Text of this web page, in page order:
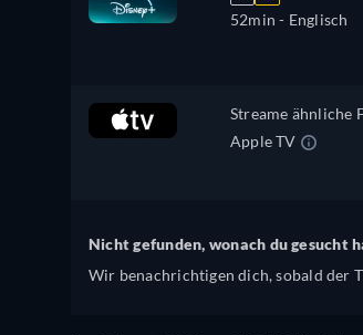
52min - Englisch
Streame ähnliche
Apple TV
Nicht gefunden, wonach du gesucht
Wir benachrichtigen dich, sobald der